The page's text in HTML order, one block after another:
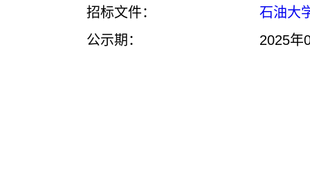
招标文件：
石油大
公示期：
2025年